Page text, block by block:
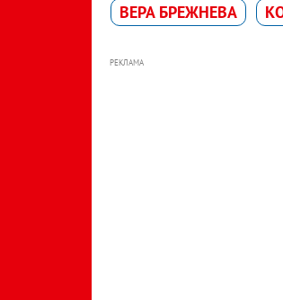
ВЕРА БРЕЖНЕВА
РЕКЛАМА